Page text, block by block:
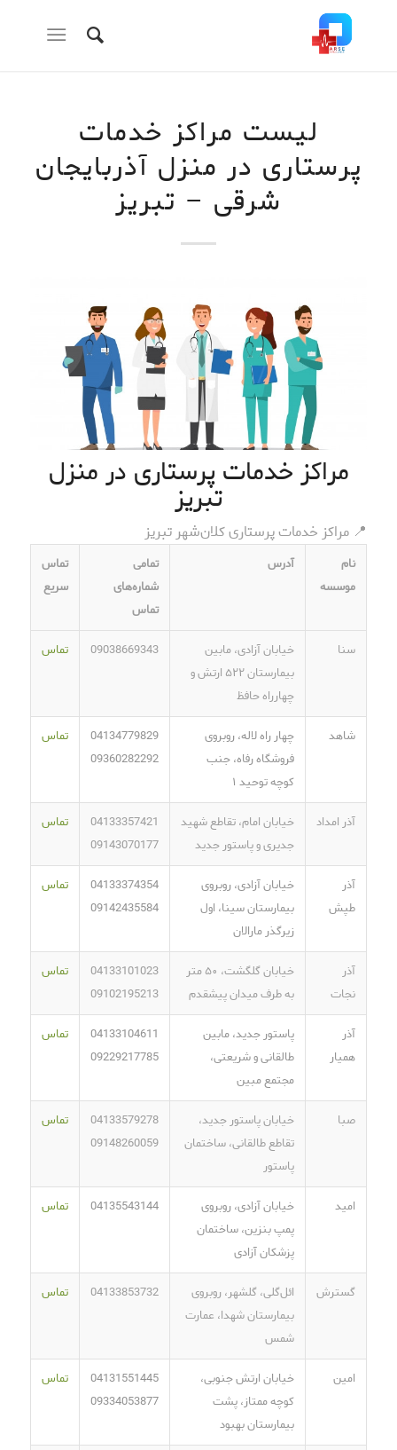
لیست مراکز خدمات
پرستاری در منزل آذربایجان
شرقی – تبریز
مراکز خدمات پرستاری در منزل
تبریز
📍 مراکز خدمات پرستاری کلان‌شهر تبریز
نام
موسسه
آدرس
تمامی
شماره‌های
تماس
تماس
سریع
سنا
خیابان آزادی، مابین
بیمارستان ۵۲۲ ارتش و
چهارراه حافظ
09038669343 تماس
شاهد
چهار راه لاله، روبروی
فروشگاه رفاه، جنب
کوچه توحید ۱
04134779829
09360282292
تماس
آذر امداد
خیابان امام، تقاطع شهید
جدیری و پاستور جدید
04133357421
09143070177
تماس
آذر
طپش
خیابان آزادی، روبروی
بیمارستان سینا، اول
زیرگذر مارالان
04133374354
09142435584
تماس
آذر
نجات
خیابان گلگشت، ۵۰ متر
به طرف میدان پیشقدم
04133101023
09102195213
تماس
آذر
همیار
پاستور جدید، مابین
طالقانی و شریعتی،
مجتمع مبین
04133104611
09229217785
تماس
صبا
خیابان پاستور جدید،
تقاطع طالقانی، ساختمان
پاستور
04133579278
09148260059
تماس
امید
خیابان آزادی، روبروی
پمپ بنزین، ساختمان
پزشکان آزادی
04135543144 تماس
گسترش
ائل‌گلی، گلشهر، روبروی
بیمارستان شهدا، عمارت
شمس
04133853732 تماس
امین
خیابان ارتش جنوبی،
کوچه ممتاز، پشت
بیمارستان بهبود
04131551445
09334053877
تماس